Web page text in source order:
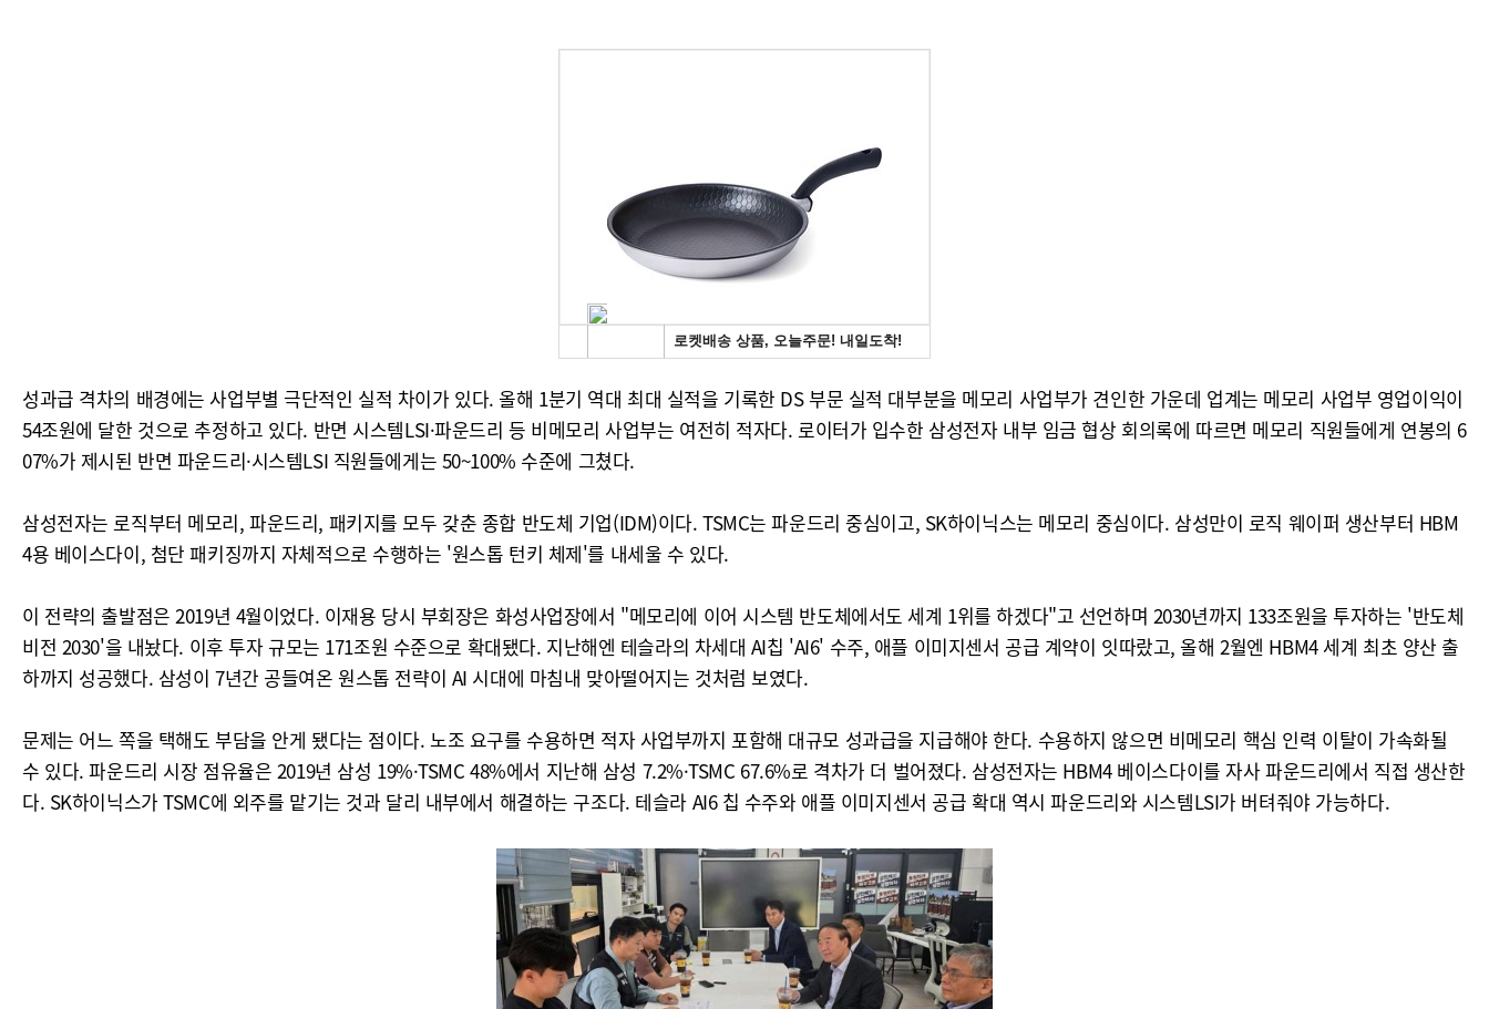
성과급 격차의 배경에는 사업부별 극단적인 실적 차이가 있다. 올해 1분기 역대 최대 실적을 기록한 DS 부문 실적 대부분을 메모리 사업부가 견인한 가운데 업계는 메모리 사업부 영업이익이
54조원에 달한 것으로 추정하고 있다. 반면 시스템LSI·파운드리 등 비메모리 사업부는 여전히 적자다. 로이터가 입수한 삼성전자 내부 임금 협상 회의록에 따르면 메모리 직원들에게 연봉의 6
07%가 제시된 반면 파운드리·시스템LSI 직원들에게는 50~100% 수준에 그쳤다.
삼성전자는 로직부터 메모리, 파운드리, 패키지를 모두 갖춘 종합 반도체 기업(IDM)이다. TSMC는 파운드리 중심이고, SK하이닉스는 메모리 중심이다. 삼성만이 로직 웨이퍼 생산부터 HBM
4용 베이스다이, 첨단 패키징까지 자체적으로 수행하는 '원스톱 턴키 체제'를 내세울 수 있다.
이 전략의 출발점은 2019년 4월이었다. 이재용 당시 부회장은 화성사업장에서 "메모리에 이어 시스템 반도체에서도 세계 1위를 하겠다"고 선언하며 2030년까지 133조원을 투자하는 '반도체
비전 2030'을 내놨다. 이후 투자 규모는 171조원 수준으로 확대됐다. 지난해엔 테슬라의 차세대 AI칩 'AI6' 수주, 애플 이미지센서 공급 계약이 잇따랐고, 올해 2월엔 HBM4 세계 최초 양산 출
하까지 성공했다. 삼성이 7년간 공들여온 원스톱 전략이 AI 시대에 마침내 맞아떨어지는 것처럼 보였다.
문제는 어느 쪽을 택해도 부담을 안게 됐다는 점이다. 노조 요구를 수용하면 적자 사업부까지 포함해 대규모 성과급을 지급해야 한다. 수용하지 않으면 비메모리 핵심 인력 이탈이 가속화될
수 있다. 파운드리 시장 점유율은 2019년 삼성 19%·TSMC 48%에서 지난해 삼성 7.2%·TSMC 67.6%로 격차가 더 벌어졌다. 삼성전자는 HBM4 베이스다이를 자사 파운드리에서 직접 생산한
다. SK하이닉스가 TSMC에 외주를 맡기는 것과 달리 내부에서 해결하는 구조다. 테슬라 AI6 칩 수주와 애플 이미지센서 공급 확대 역시 파운드리와 시스템LSI가 버텨줘야 가능하다.